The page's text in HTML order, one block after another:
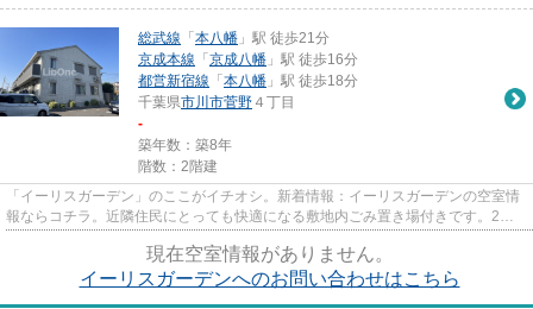
総武線 「 本八幡 」駅 徒歩21分
京成本線 「 京成八幡 」駅 徒歩16分
都営新宿線 「 本八幡 」駅 徒歩18分
千葉県市川市菅野 ４丁目
-
築年数：築8年
階数：2階建
「イーリスガーデン」のここがイチオシ。新着情報：イーリスガーデンの空室情
報ならコチラ。近隣住民にとっても快適になる敷地内ごみ置き場付きです。2駅
現在空室情報がありません。
イーリスガーデンへのお問い合わせはこちら